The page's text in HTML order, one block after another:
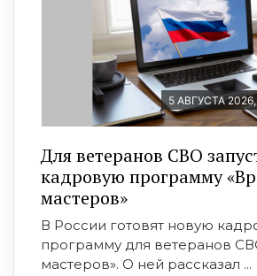
5 АВГУСТА
Для ветеранов СВО
кадровую программу
мастеров»
В России готовят новую
программу для ветеранов
мастеров». О ней рассказал ...